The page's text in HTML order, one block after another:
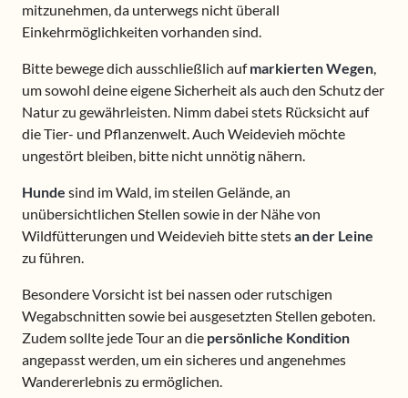
mitzunehmen, da unterwegs nicht überall
Einkehrmöglichkeiten vorhanden sind.
Bitte bewege dich ausschließlich aufmarkierten Wegen,
um sowohl deine eigene Sicherheit als auch den Schutz der
Natur zu gewährleisten. Nimm dabei stets Rücksicht auf
die Tier- und Pflanzenwelt. Auch Weidevieh möchte
ungestört bleiben, bitte nicht unnötig nähern.
Hunde sind im Wald, im steilen Gelände, an
unübersichtlichen Stellen sowie in der Nähe von
Wildfütterungen und Weidevieh bitte stetsan der Leine
zu führen.
Besondere Vorsicht ist bei nassen oder rutschigen
Wegabschnitten sowie bei ausgesetzten Stellen geboten.
Zudem sollte jede Tour an die persönliche Kondition
angepasst werden, um ein sicheres und angenehmes
Wandererlebnis zu ermöglichen.